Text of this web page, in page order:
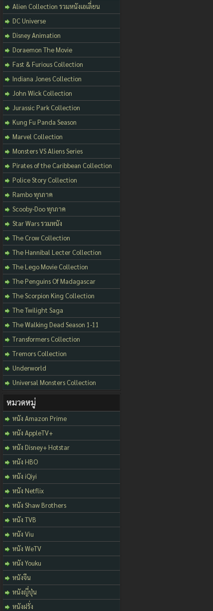
Alien Collection รวมหนังเอเลี่ยน
DC Universe
Disney Animation
Doraemon The Movie
Fast & Furious Collection
Indiana Jones Collection
John Wick Collection
Jurassic Park Collection
Kung Fu Panda Season
Marvel Collection
Monsters VS Aliens Series
Pirates of the Caribbean Collection
Police Story Collection
Rambo ทุกภาค
Scooby-Doo ทุกภาค
Star Wars รวมหนัง
The Crow Collection
The Hannibal Lecter Collection
The Lego Movie Collection
The Penguins Of Madagascar
The Scorpion King Collection
The Twilight Saga
The Walking Dead Season 1-11
Transformers Collection
Tremors Collection
Underworld
Universal Monsters Collection
หมวดหมู่
หนัง Amazon Prime
หนัง AppleTV+
หนัง Disney+ Hotstar
หนัง HBO
หนัง iQiyi
หนัง Netflix
หนัง Shaw Brothers
หนัง TVB
หนัง Viu
หนัง WeTV
หนัง Youku
หนังจีน
หนังญี่ปุ่น
หนังฝรั่ง